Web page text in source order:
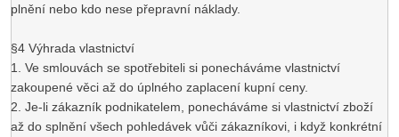
plnění nebo kdo nese přepravní náklady.
§4 Výhrada vlastnictví
1. Ve smlouvách se spotřebiteli si ponecháváme vlastnictví
zakoupené věci až do úplného zaplacení kupní ceny.
2. Je-li zákazník podnikatelem, ponecháváme si vlastnictví zboží
až do splnění všech pohledávek vůči zákazníkovi, i když konkrétní